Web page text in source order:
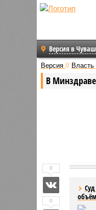
Версия в
Версия // Власть
В
0
0